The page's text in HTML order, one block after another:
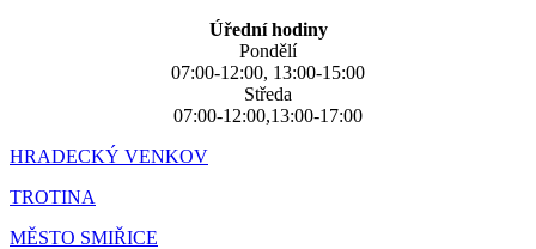
Úřední hodiny
Pondělí
07:00-12:00, 13:00-15:00
Středa
07:00-12:00,13:00-17:00
HRADECKÝ VENKOV
TROTINA
MĚSTO SMIŘICE